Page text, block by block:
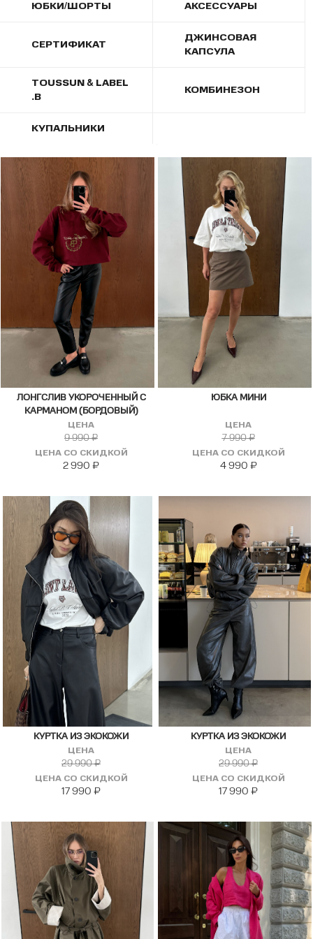
ЮБКИ/ШОРТЫ АКСЕССУАРЫ
СЕРТИФИКАТ
ДЖИНСОВАЯ
КАПСУЛА
TOUSSUN & LABEL
.B
КОМБИНЕЗОН
КУПАЛЬНИКИ
ЛОНГСЛИВ УКОРОЧЕННЫЙ С
КАРМАНОМ (БОРДОВЫЙ)
ЦЕНА
9 990₽
ЦЕНА СО СКИДКОЙ
2 990 ₽
ЮБКА МИНИ
ЦЕНА
7 990₽
ЦЕНА СО СКИДКОЙ
4 990 ₽
КУРТКА ИЗ ЭКОКОЖИ
ЦЕНА
29 990₽
ЦЕНА СО СКИДКОЙ
17 990 ₽
КУРТКА ИЗ ЭКОКОЖИ
ЦЕНА
29 990₽
ЦЕНА СО СКИДКОЙ
17 990 ₽